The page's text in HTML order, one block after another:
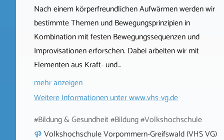
Nach einem körperfreundlichen Aufwärmen werden wir
bestimmte Themen und Bewegungsprinzipien in
Kombination mit festen Bewegungssequenzen und
Improvisationen erforschen. Dabei arbeiten wir mit
Elementen aus Kraft- und…
mehr anzeigen
Weitere Informationen unterwww.vhs-vg.de
#Bildung & Gesundheit #Bildung #Volkshochschule
Volkshochschule Vorpommern-Greifswald (VHS VG)